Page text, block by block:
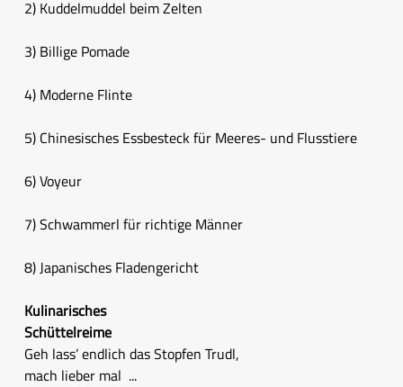
2) Kuddelmuddel beim Zelten
3) Billige Pomade
4) Moderne Flinte
5) Chinesisches Essbesteck für Meeres- und Flusstiere
6) Voyeur
7) Schwammerl für richtige Männer
8) Japanisches Fladengericht
Kulinarisches
Schüttelreime
Geh lass’ endlich das Stopfen Trudl,
mach lieber mal ...